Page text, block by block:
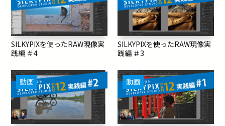
SILKYPIXを使ったRAW現像実
践編 ＃4
SILKYPIXを使ったRAW現像実
践編 ＃3
動画 動画